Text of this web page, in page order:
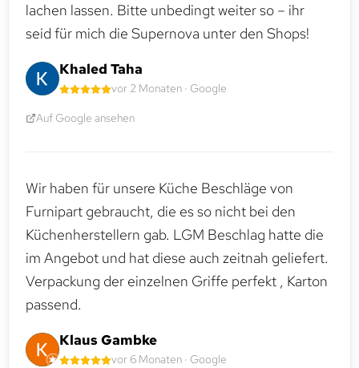
lachen lassen. Bitte unbedingt weiter so – ihr
seid für mich die Supernova unter den Shops!
Khaled Taha
vor 2 Monaten · Google
Auf Google ansehen
Wir haben für unsere Küche Beschläge von
Furnipart gebraucht, die es so nicht bei den
Küchenherstellern gab. LGM Beschlag hatte die
im Angebot und hat diese auch zeitnah geliefert.
Verpackung der einzelnen Griffe perfekt , Karton
passend.
Klaus Gambke
vor 6 Monaten · Google